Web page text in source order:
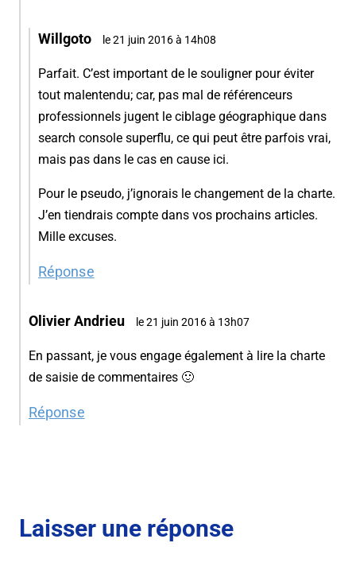
Willgoto le 21 juin 2016 à 14h08
Parfait. C’est important de le souligner pour éviter
tout malentendu; car, pas mal de référenceurs
professionnels jugent le ciblage géographique dans
search console superflu, ce qui peut être parfois vrai,
mais pas dans le cas en cause ici.
Pour le pseudo, j’ignorais le changement de la charte.
J’en tiendrais compte dans vos prochains articles.
Mille excuses.
Réponse
Olivier Andrieu le 21 juin 2016 à 13h07
En passant, je vous engage également à lire la charte
de saisie de commentaires 🙂
Réponse
Laisser une réponse